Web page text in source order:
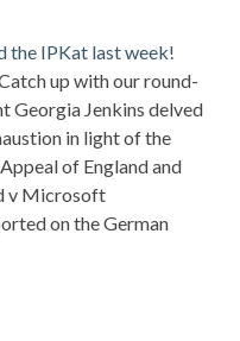
the IPKat last week!
up with our round-
Georgia Jenkins delved
in light of the
of England and
v Microsoft
on the German